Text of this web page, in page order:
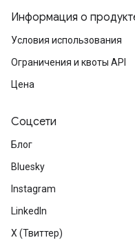
Информация о
Условия использования
Ограничения и квоты API
Цена
Соцсети
Блог
Bluesky
Instagram
LinkedIn
X (Твиттер)